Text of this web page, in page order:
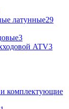
латунные29
3
ATV3
и комплектующие